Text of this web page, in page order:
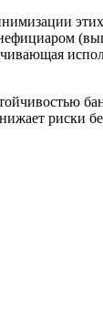
риски